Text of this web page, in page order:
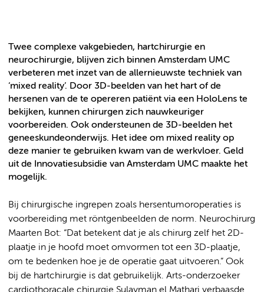
Twee complexe vakgebieden, hartchirurgie en
neurochirurgie, blijven zich binnen Amsterdam UMC
verbeteren met inzet van de allernieuwste techniek van
‘mixed reality’. Door 3D-beelden van het hart of de
hersenen van de te opereren patiënt via een HoloLens te
bekijken, kunnen chirurgen zich nauwkeuriger
voorbereiden. Ook ondersteunen de 3D-beelden het
geneeskundeonderwijs. Het idee om mixed reality op
deze manier te gebruiken kwam van de werkvloer. Geld
uit de Innovatiesubsidie van Amsterdam UMC maakte het
mogelijk.
Bij chirurgische ingrepen zoals hersentumoroperaties is
voorbereiding met röntgenbeelden de norm. Neurochirurg
Maarten Bot: “Dat betekent dat je als chirurg zelf het 2D-
plaatje in je hoofd moet omvormen tot een 3D-plaatje,
om te bedenken hoe je de operatie gaat uitvoeren.” Ook
bij de hartchirurgie is dat gebruikelijk. Arts-onderzoeker
cardiothoracale chirurgie Sulayman el Mathari verbaasde